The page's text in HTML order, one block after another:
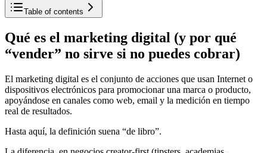
Table of contents
Qué es el marketing digital (y por qué
“vender” no sirve si no puedes cobrar)
El marketing digital es el conjunto de acciones que usan Internet o
dispositivos electrónicos para promocionar una marca o producto,
apoyándose en canales como web, email y la medición en tiempo
real de resultados.
Hasta aquí, la definición suena “de libro”.